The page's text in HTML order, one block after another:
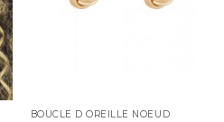
BOUCLE D OREILLE NOEUD